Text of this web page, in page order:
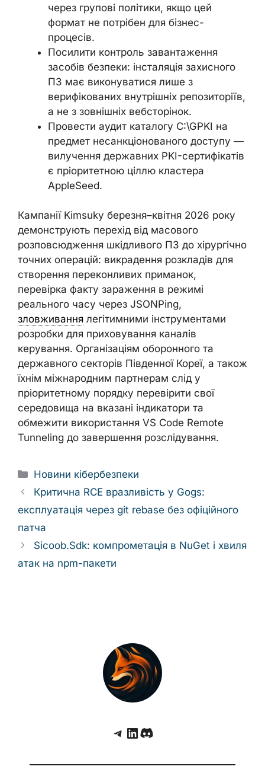
через групові політики, якщо цей
формат не потрібен для бізнес-
процесів.
Посилити контроль завантаження
засобів безпеки: інсталяція захисного
ПЗ має виконуватися лише з
верифікованих внутрішніх репозиторіїв,
а не з зовнішніх вебсторінок.
Провести аудит каталогу C:\GPKI на
предмет несанкціонованого доступу —
вилучення державних PKI-сертифікатів
є пріоритетною ціллю кластера
AppleSeed.
Кампанії Kimsuky березня–квітня 2026 року
демонструють перехід від масового
розповсюдження шкідливого ПЗ до хірургічно
точних операцій: викрадення розкладів для
створення переконливих приманок,
перевірка факту зараження в режимі
реального часу через JSONPing,
зловживання легітимними інструментами
розробки для приховування каналів
керування. Організаціям оборонного та
державного секторів Південної Кореї, а також
їхнім міжнародним партнерам слід у
пріоритетному порядку перевірити свої
середовища на вказані індикатори та
обмежити використання VS Code Remote
Tunneling до завершення розслідування.
Categories
Новини кібербезпеки
Критична RCE вразливість у Gogs:
експлуатація через git rebase без офіційного
патча
Sicoob.Sdk: компрометація в NuGet і хвиля
атак на npm-пакети
Telegram
LinkedIn
Discord